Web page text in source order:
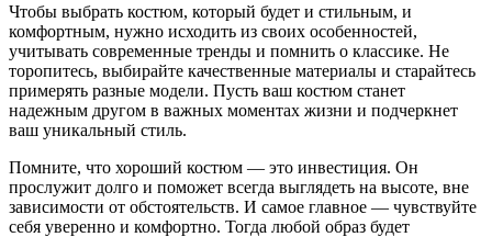
Чтобы выбрать костюм, который будет и стильным, и
комфортным, нужно исходить из своих особенностей,
учитывать современные тренды и помнить о классике. Не
торопитесь, выбирайте качественные материалы и старайтесь
примерять разные модели. Пусть ваш костюм станет
надежным другом в важных моментах жизни и подчеркнет
ваш уникальный стиль.
Помните, что хороший костюм — это инвестиция. Он
прослужит долго и поможет всегда выглядеть на высоте, вне
зависимости от обстоятельств. И самое главное — чувствуйте
себя уверенно и комфортно. Тогда любой образ будет